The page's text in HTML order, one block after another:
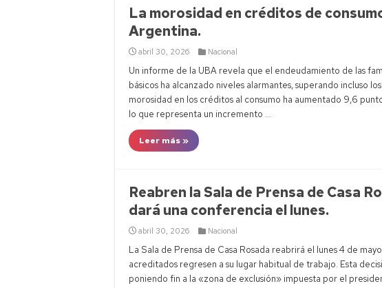
La morosidad en créditos de
Argentina.
abril 30, 2026 Nacional
Un informe de la UBA revela que el endeudamiento de las
básicos ha alcanzado niveles alarmantes, superando incluso
morosidad en los créditos al consumo ha aumentado 9,6
lo que representa un incremento …
Leer más »
Reabren la Sala de Prensa de Casa
dará una conferencia el lunes.
abril 30, 2026 Nacional
La Sala de Prensa de Casa Rosada reabrirá el lunes 4 de
acreditados regresen a su lugar habitual de trabajo. Esta
poniendo fin a la «zona de exclusión» impuesta por el